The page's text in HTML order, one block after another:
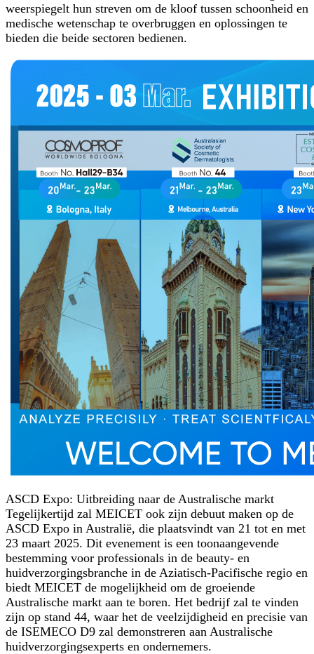
weerspiegelt hun streven om de kloof tussen schoonheid en
medische wetenschap te overbruggen en oplossingen te
bieden die beide sectoren bedienen.
ASCD Expo: Uitbreiding naar de Australische markt
Tegelijkertijd zal MEICET ook zijn debuut maken op de
ASCD Expo in Australië, die plaatsvindt van 21 tot en met
23 maart 2025. Dit evenement is een toonaangevende
bestemming voor professionals in de beauty- en
huidverzorgingsbranche in de Aziatisch-Pacifische regio en
biedt MEICET de mogelijkheid om de groeiende
Australische markt aan te boren. Het bedrijf zal te vinden
zijn op stand 44, waar het de veelzijdigheid en precisie van
de ISEMECO D9 zal demonstreren aan Australische
huidverzorgingsexperts en ondernemers.